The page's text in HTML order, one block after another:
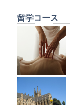
留学コース